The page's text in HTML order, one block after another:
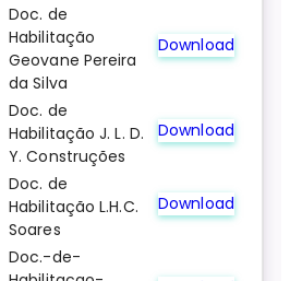
Doc. de
Habilitação
Geovane Pereira
da Silva
Download
Doc. de
Habilitação J. L. D.
Y. Construções
Download
Doc. de
Habilitação L.H.C.
Soares
Download
Doc.-de-